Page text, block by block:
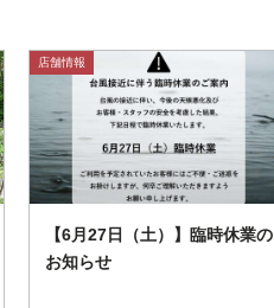
店舗情報
【6月27日（土）】臨時休業の
お知らせ